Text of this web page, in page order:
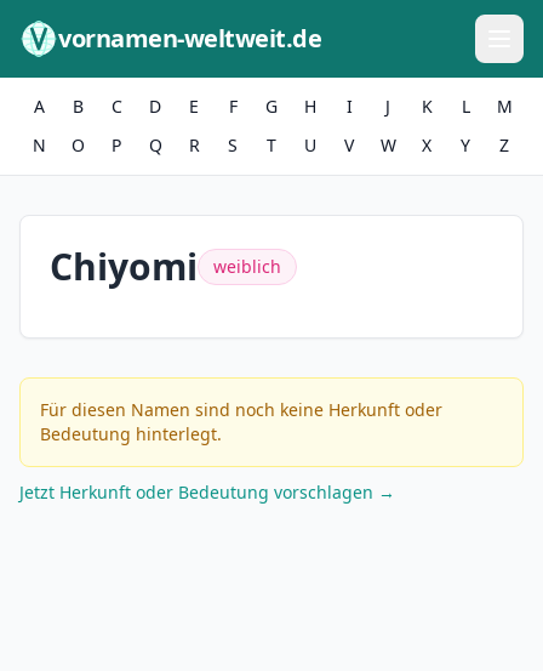
vornamen-weltweit.de
A B C D E F G H I J K L
M
N
O P Q R S T U V W X Y Z
Chiyomi weiblich
Für diesen Namen sind noch keine Herkunft oder
Bedeutung hinterlegt.
Jetzt Herkunft oder Bedeutung vorschlagen →